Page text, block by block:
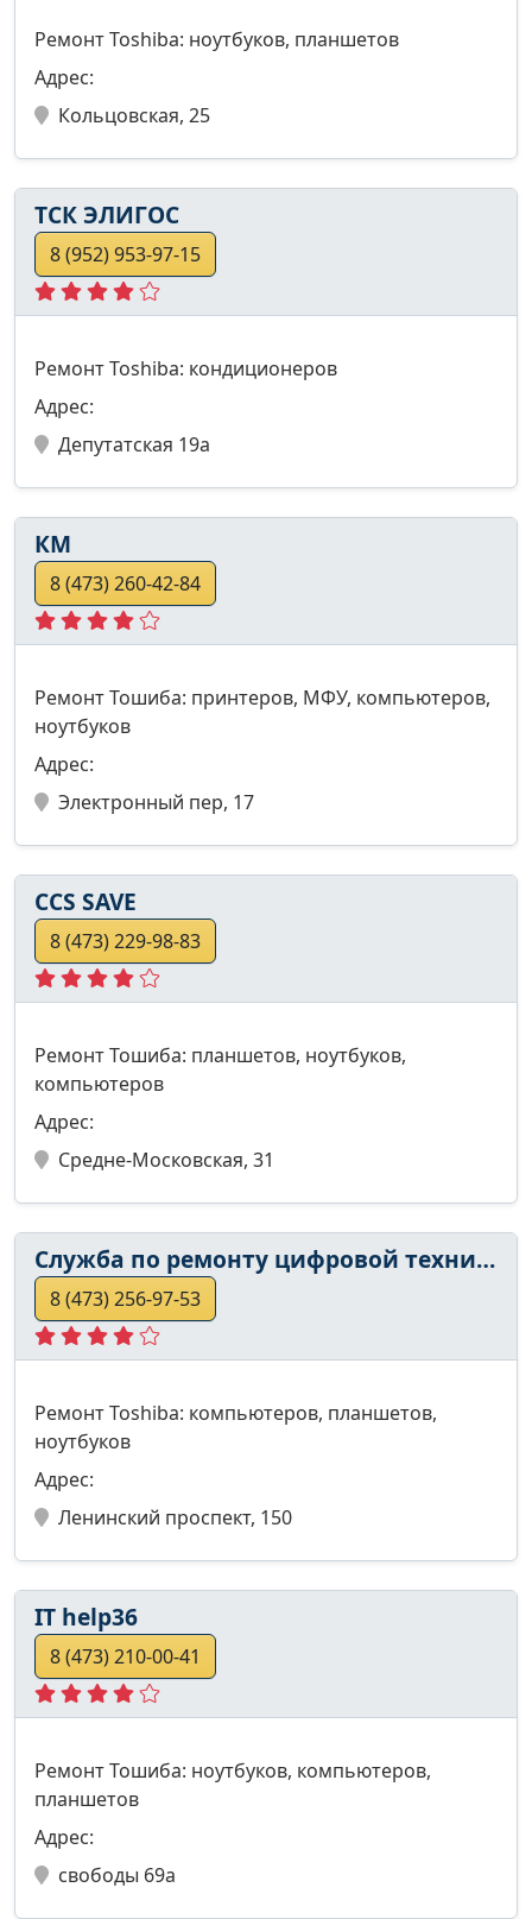
Ремонт Toshiba: ноутбуков, планшетов
Адрес:
Кольцовская, 25
ТСК ЭЛИГОС
8 (952) 953-97-15
Ремонт Toshiba: кондиционеров
Адрес:
Депутатская 19а
КМ
8 (473) 260-42-84
Ремонт Тошиба: принтеров, МФУ, компьютеров,
ноутбуков
Адрес:
Электронный пер, 17
CCS SAVE
8 (473) 229-98-83
Ремонт Тошиба: планшетов, ноутбуков,
компьютеров
Адрес:
Средне-Московская, 31
Служба по ремонту цифровой техники
8 (473) 256-97-53
Ремонт Toshiba: компьютеров, планшетов,
ноутбуков
Адрес:
Ленинский проспект, 150
IT help36
8 (473) 210-00-41
Ремонт Тошиба: ноутбуков, компьютеров,
планшетов
Адрес:
свободы 69а